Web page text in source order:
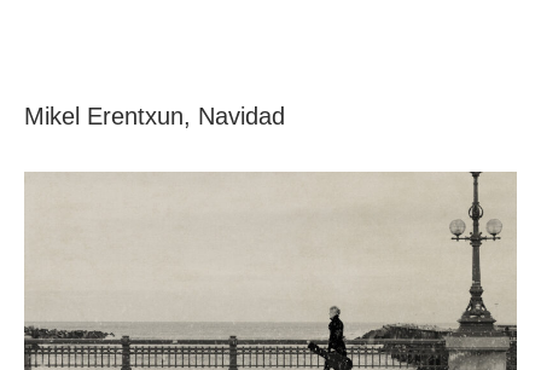
Mikel Erentxun, Navidad